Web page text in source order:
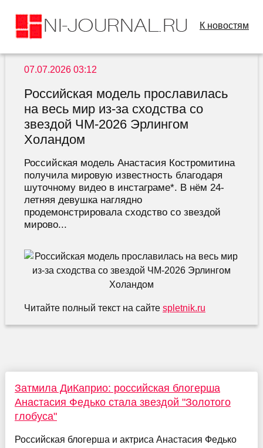
К новостям
07.07.2026 03:12
Российская модель прославилась
на весь мир из-за сходства со
звездой ЧМ-2026 Эрлингом
Холандом
Российская модель Анастасия Костромитина
получила мировую известность благодаря
шуточному видео в инстаграме*. В нём 24-
летняя девушка наглядно
продемонстрировала сходство со звездой
мирово...
Читайте полный текст на сайте spletnik.ru
Затмила ДиКаприо: российская блогерша
Анастасия Федько стала звездой "Золотого
глобуса"
Российская блогерша и актриса Анастасия Федько